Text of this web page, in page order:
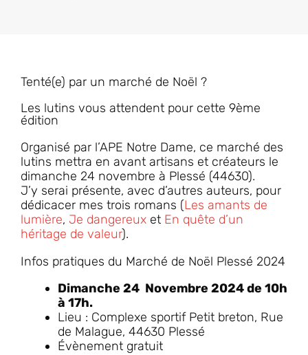
Tenté(e) par un marché de Noël ?
Les lutins vous attendent pour cette 9ème
édition
Organisé par l’APE Notre Dame, ce marché des
lutins mettra en avant artisans et créateurs le
dimanche 24 novembre à Plessé (44630).
J’y serai présente, avec d’autres auteurs, pour
dédicacer mes trois romans (Les amants de
lumière, Je dangereux et En quête d’un
héritage de valeur).
Infos pratiques du Marché de Noël Plessé 2024
Dimanche 24 Novembre 2024 de 10h
à 17h.
Lieu : Complexe sportif Petit breton, Rue
de Malague, 44630 Plessé
Évènement gratuit